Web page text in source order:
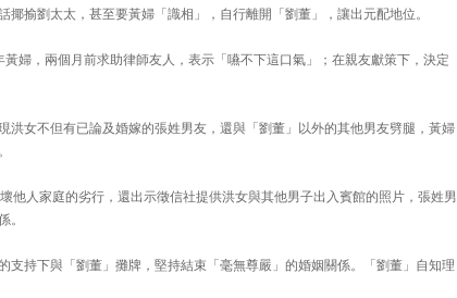
揄劉太太，甚至要黃婦「識相」，自行離開「劉董」，讓出元配地位。
婦，兩個月前求助律師友人，表示「嚥不下這口氣」；在親友獻策下，決定
洪女不但有已論及婚嫁的張姓男友，還與「劉董」以外的其他男友劈腿，黃婦
他人家庭的劣行，還出示徵信社提供洪女與其他男子出入賓館的照片，張姓男
。
支持下與「劉董」攤牌，堅持結束「毫無尊嚴」的婚姻關係。「劉董」自知理